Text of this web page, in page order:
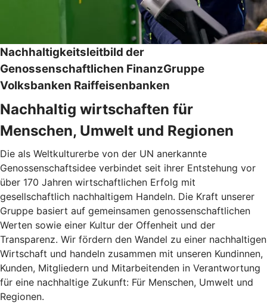
Nachhaltigkeitsleitbild der
Genossenschaftlichen FinanzGruppe
Volksbanken Raiffeisenbanken
Nachhaltig wirtschaften für
Menschen, Umwelt und Regionen
Die als Weltkulturerbe von der UN anerkannte
Genossenschaftsidee verbindet seit ihrer Entstehung vor
über 170 Jahren wirtschaftlichen Erfolg mit
gesellschaftlich nachhaltigem Handeln. Die Kraft unserer
Gruppe basiert auf gemeinsamen genossenschaftlichen
Werten sowie einer Kultur der Offenheit und der
Transparenz. Wir fördern den Wandel zu einer nachhaltigen
Wirtschaft und handeln zusammen mit unseren Kundinnen,
Kunden, Mitgliedern und Mitarbeitenden in Verantwortung
für eine nachhaltige Zukunft: Für Menschen, Umwelt und
Regionen.